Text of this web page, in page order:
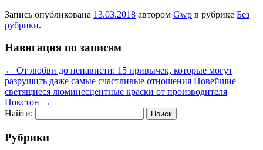
Запись опубликована 13.03.2018 автором Gwp в рубрике Без
рубрики.
Навигация по записям
← От любви до ненависти: 15 привычек, которые могут
разрушить даже самые счастливые отношения Новейшие
светящиеся люминесцентные краски от производителя
Нокстон →
Найти:
Рубрики